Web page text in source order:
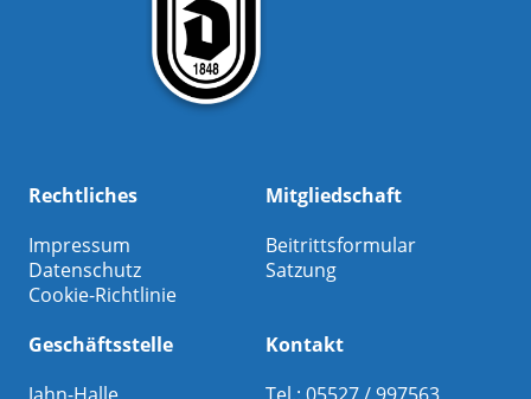
Rechtliches
Impressum
Datenschutz
Cookie-Richtlinie
Mitgliedschaft
Beitrittsformular
Satzung
Geschäftsstelle
Kontakt